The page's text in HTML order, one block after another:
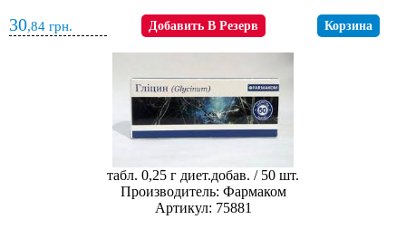
30,84 грн. Добавить В Резерв Корзина
табл. 0,25 г диет.добав. / 50 шт.
Производитель: Фармаком
Артикул: 75881